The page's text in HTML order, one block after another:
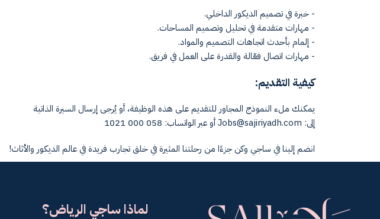
- خبرة في تصميم الديكور الداخلي.
- مهارات متقدمة في تحليل وتصميم المساحات.
- إلمام بأحدث اتجاهات التصميم والمواد.
- مهارات اتصال فعّالة والقدرة على العمل في فريق.
كيفية التقديم:
يمكنك ملء النموذج المجاور للتقديم على هذه الوظيفة، أو يُرجى إرسال السيرة الذاتية
إلى: Jobs@sajiriyadh.comأو عبر الواتساب: 058 000 1021
انضم إلينا في ساجي وكن جزءًا من رحلتنا المثيرة في خلق تجارب فريدة في عالم الديكور والأثاث!
لماذا ساجي الرياض؟